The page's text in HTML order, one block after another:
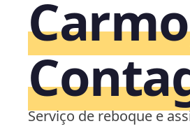
Serviço de reboque e